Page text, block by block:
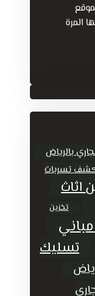
المرة
بالرياض
تسربات
اثاث
تخزين
تسليك